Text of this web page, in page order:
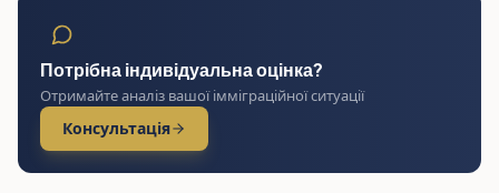
Потрібна індивідуальна оцінка?
Отримайте аналіз вашої імміграційної ситуації
Консультація